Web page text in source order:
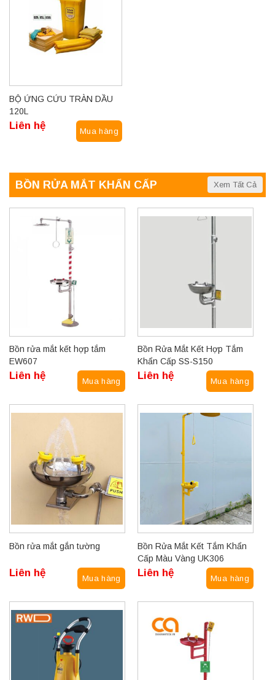
BỘ ỨNG CỨU TRÀN DẦU
120L
Liên hệ Mua hàng
BỒN RỬA MẮT KHẨN CẤP Xem Tất Cả
Bồn rửa mắt kết hợp tắm
EW607
Liên hệ Mua hàng
Bồn Rửa Mắt Kết Hợp Tắm
Khẩn Cấp SS-S150
Liên hệ Mua hàng
Bồn rửa mắt gắn tường
Liên hệ Mua hàng
Bồn Rửa Mắt Kết Tắm Khẩn
Cấp Màu Vàng UK306
Liên hệ Mua hàng